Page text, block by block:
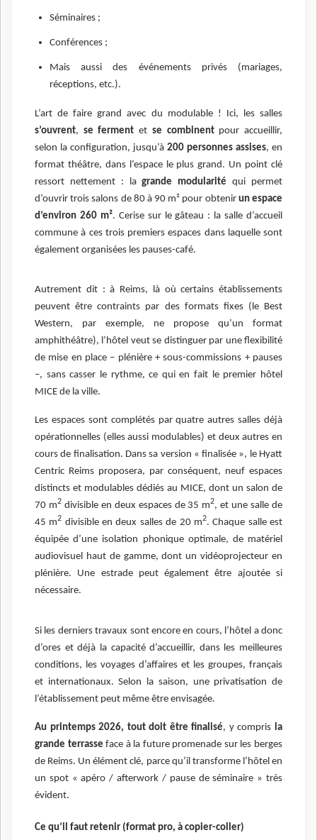
Séminaires ;
Conférences ;
Mais aussi des événements privés (mariages,
réceptions, etc.).
L’art de faire grand avec du modulable ! Ici, les salles
s’ouvrent, se ferment et se combinentpour accueillir,
selon la configuration, jusqu’à 200 personnes assises, en
format théâtre, dans l’espace le plus grand. Un point clé
ressort nettement : lagrande modularité qui permet
d’ouvrir trois salons de 80 à 90 m² pour obtenir un espace
d’environ 260 m². Cerise sur le gâteau : la salle d’accueil
commune à ces trois premiers espaces dans laquelle sont
également organisées les pauses-café.
Autrement dit : à Reims, là où certains établissements
peuvent être contraints par des formats fixes (le Best
Western, par exemple, ne propose qu’un format
amphithéâtre), l’hôtel veut se distinguer par une flexibilité
de mise en place – plénière + sous-commissions + pauses
–, sans casser le rythme, ce qui en fait le premier hôtel
MICE de la ville.
Les espaces sont complétés par quatre autres salles déjà
opérationnelles (elles aussi modulables) et deux autres en
cours de finalisation. Dans sa version « finalisée », le Hyatt
Centric Reims proposera, par conséquent, neuf espaces
distincts et modulables dédiés au MICE, dont un salon de
70 m2divisible en deux espaces de 35 m2, et une salle de
45 m2 divisible en deux salles de 20 m2. Chaque salle est
équipée d’une isolation phonique optimale, de matériel
audiovisuel haut de gamme, dont un vidéoprojecteur en
plénière. Une estrade peut également être ajoutée si
nécessaire.
Si les derniers travaux sont encore en cours, l’hôtel a donc
d’ores et déjà la capacité d’accueillir, dans les meilleures
conditions, les voyages d’affaires et les groupes, français
et internationaux. Selon la saison, une privatisation de
l’établissement peut même être envisagée.
Au printemps 2026, tout doit être finalisé, y compris la
grande terrasse face à la future promenade sur les berges
de Reims. Un élément clé, parce qu’il transforme l’hôtel en
un spot « apéro / afterwork / pause de séminaire » très
évident.
Ce qu’il faut retenir (format pro, à copier-coller)